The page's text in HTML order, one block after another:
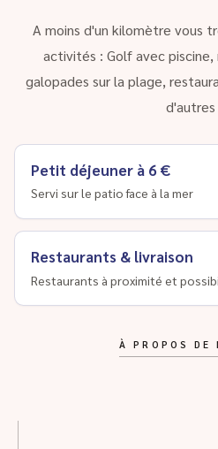
A moins d'un kilomètre vous
activités : Golf avec piscine,
galopades sur la plage,
Petit déjeuner à 6 €
Servi sur le patio face à la mer
Restaurants & livraison
Restaurants à proximité et
À PROPOS DE